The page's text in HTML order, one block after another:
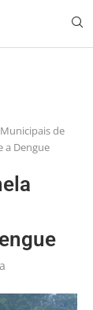
de
a Dengue